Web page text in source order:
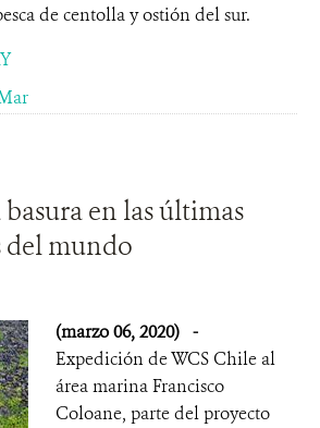
de centolla y ostión del sur.
en las últimas
del mundo
(marzo 06, 2020) -
Expedición de WCS Chile al
área marina Francisco
Coloane, parte del proyecto